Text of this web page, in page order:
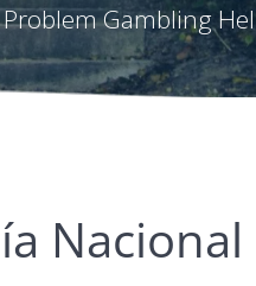
Gambling
Nacional